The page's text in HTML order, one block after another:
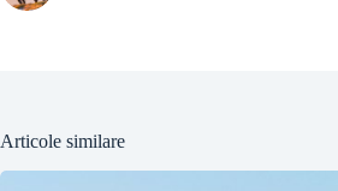
Articole similare